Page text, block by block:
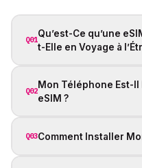
Q01
Qu’est-Ce qu’une
t-Elle en Voyage à
Q02
Mon Téléphone Est-
eSIM ?
Q03Comment Installer